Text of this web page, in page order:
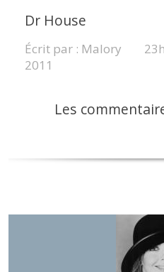
Dr House
Écrit par : Malory
2011
Les